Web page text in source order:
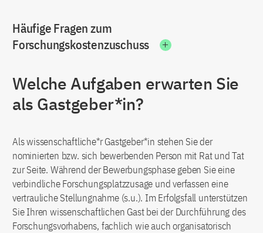
Häufige Fragen zum
Forschungskostenzuschuss
Welche Aufgaben erwarten Sie
als Gastgeber*in?
Als wissenschaftliche*r Gastgeber*in stehen Sie der
nominierten bzw. sich bewerbenden Person mit Rat und Tat
zur Seite. Während der Bewerbungsphase geben Sie eine
verbindliche Forschungsplatzzusage und verfassen eine
vertrauliche Stellungnahme (s.u.). Im Erfolgsfall unterstützen
Sie Ihren wissenschaftlichen Gast bei der Durchführung des
Forschungsvorhabens, fachlich wie auch organisatorisch